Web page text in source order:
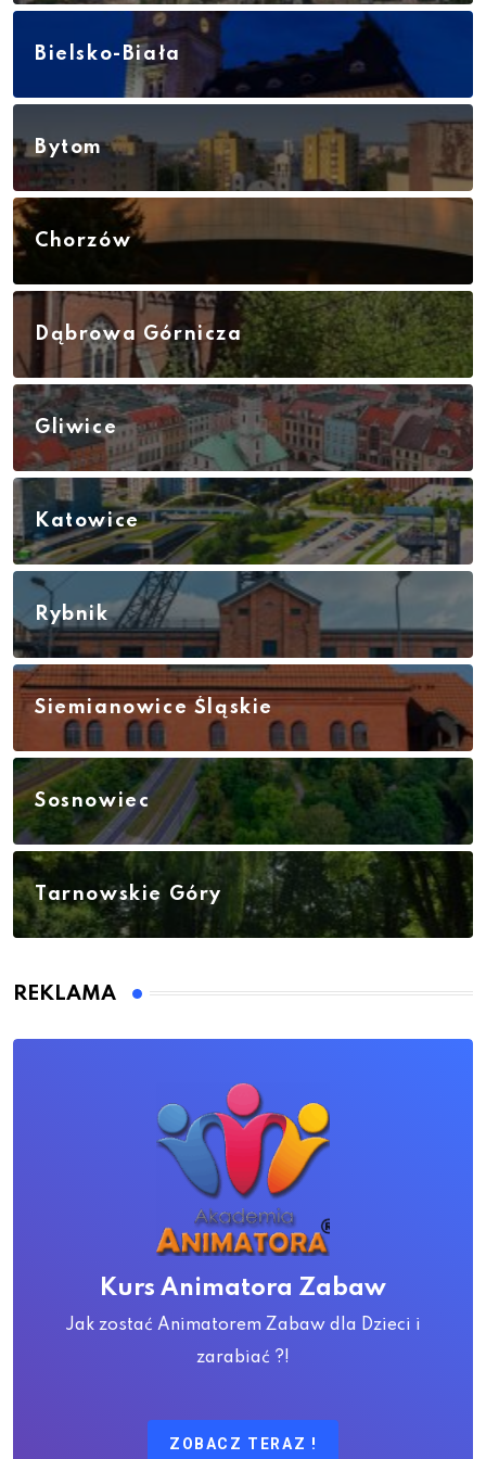
Bielsko-Biała
Bytom
Chorzów
Dąbrowa Górnicza
Gliwice
Katowice
Rybnik
Siemianowice Śląskie
Sosnowiec
Tarnowskie Góry
REKLAMA
Kurs Animatora Zabaw
Jak zostać Animatorem Zabaw dla Dzieci i
zarabiać ?!
ZOBACZ TERAZ !